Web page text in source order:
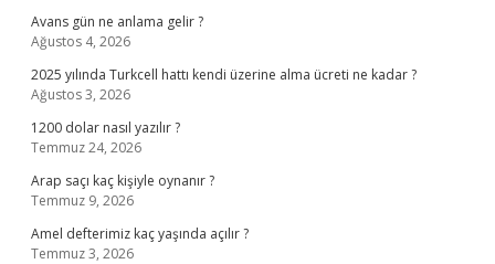
Avans gün ne anlama gelir ?
Ağustos 4, 2026
2025 yılında Turkcell hattı kendi üzerine alma ücreti ne kadar ?
Ağustos 3, 2026
1200 dolar nasıl yazılır ?
Temmuz 24, 2026
Arap saçı kaç kişiyle oynanır ?
Temmuz 9, 2026
Amel defterimiz kaç yaşında açılır ?
Temmuz 3, 2026